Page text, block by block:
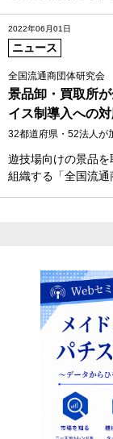
2022年06月01日
ニュース
全国流通商団体研究会
景品卸・買取所
イス制導入への
32都道府県・52法人が
遊技場向けの景品
組織する「全国流